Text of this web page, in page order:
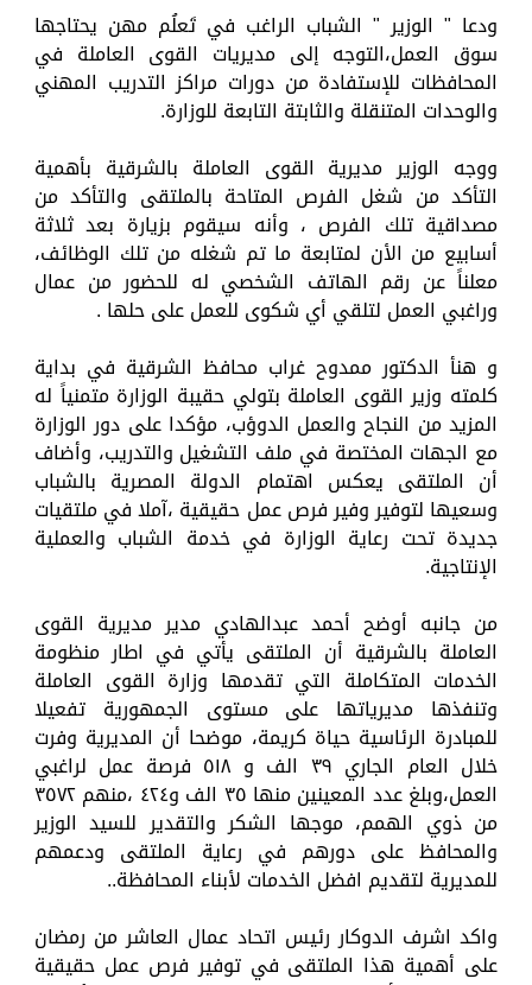
ودعا " الوزير " الشباب الراغب في تَعلُم مهن يحتاجها
سوق العمل،التوجه إلى مديريات القوى العاملة في
المحافظات للإستفادة من دورات مراكز التدريب المهني
والوحدات المتنقلة والثابتة التابعة للوزارة.
ووجه الوزير مديرية القوى العاملة بالشرقية بأهمية
التأكد من شغل الفرص المتاحة بالملتقى والتأكد من
مصداقية تلك الفرص ، وأنه سيقوم بزيارة بعد ثلاثة
أسابيع من الأن لمتابعة ما تم شغله من تلك الوظائف،
معلناً عن رقم الهاتف الشخصي له للحضور من عمال
وراغبي العمل لتلقي أي شكوى للعمل على حلها .
و هنأ الدكتور ممدوح غراب محافظ الشرقية في بداية
كلمته وزير القوى العاملة بتولي حقيبة الوزارة متمنياً له
المزيد من النجاح والعمل الدوؤب، مؤكدا على دور الوزارة
مع الجهات المختصة في ملف التشغيل والتدريب، وأضاف
أن الملتقى يعكس اهتمام الدولة المصرية بالشباب
وسعيها لتوفير وفير فرص عمل حقيقية ،آملا في ملتقيات
جديدة تحت رعاية الوزارة في خدمة الشباب والعملية
الإنتاجية.
من جانبه أوضح أحمد عبدالهادي مدير مديرية القوى
العاملة بالشرقية أن الملتقى يأتي في اطار منظومة
الخدمات المتكاملة التي تقدمها وزارة القوى العاملة
وتنفذها مديرياتها على مستوى الجمهورية تفعيلا
للمبادرة الرئاسية حياة كريمة، موضحا أن المديرية وفرت
خلال العام الجاري ٣٩ الف و ٥١٨ فرصة عمل لراغبي
العمل،وبلغ عدد المعينين منها ٣٥ الف و٤٢٤ ،منهم ٣٥٧٢
من ذوي الهمم، موجها الشكر والتقدير للسيد الوزير
والمحافظ على دورهم في رعاية الملتقى ودعمهم
للمديرية لتقديم افضل الخدمات لأبناء المحافظة..
واكد اشرف الدوكار رئيس اتحاد عمال العاشر من رمضان
على أهمية هذا الملتقى في توفير فرص عمل حقيقية